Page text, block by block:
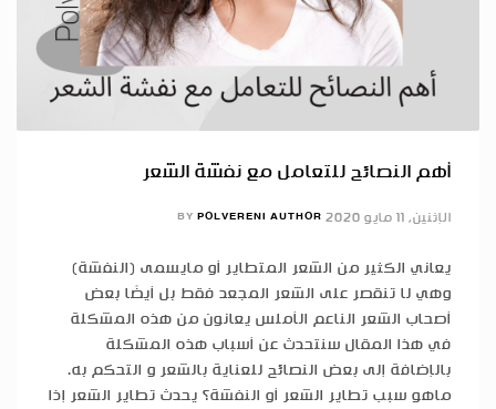
أهم النصائح للتعامل مع نفشة الشعر
الإثنين, 11 مايو 2020 BY POLVERENI AUTHOR
يعاني الكثير من الشعر المتطاير أو مايسمى (النفشة)
وهي لا تنقصر على الشعر المجعد فقط بل أيضًا بعض
أصحاب الشعر الناعم الأملس يعانون من هذه المشكلة
في هذا المقال سنتحدث عن أسباب هذه المشكلة
بالإضافة إلى بعض النصائح للعناية بالشعر و التحكم به.
ماهو سبب تطاير الشعر أو النفشة؟ يحدث تطاير الشعر إذا